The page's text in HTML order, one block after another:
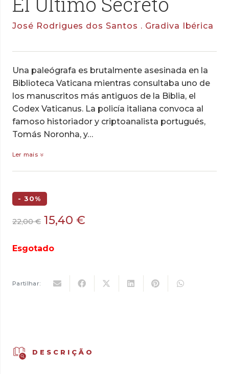
José Rodrigues dos Santos . Gradiva Ibérica
Una paleógrafa es brutalmente asesinada en la
Biblioteca Vaticana mientras consultaba uno de
los manuscritos más antiguos de la Biblia, el
Codex Vaticanus. La policía italiana convoca al
famoso historiador y criptoanalista portugués,
Tomás Noronha, y…
Ler mais
- 30%
22,00€ O
original
15,40 €
Esgotado
Partilhar:
DESCRIÇÃO